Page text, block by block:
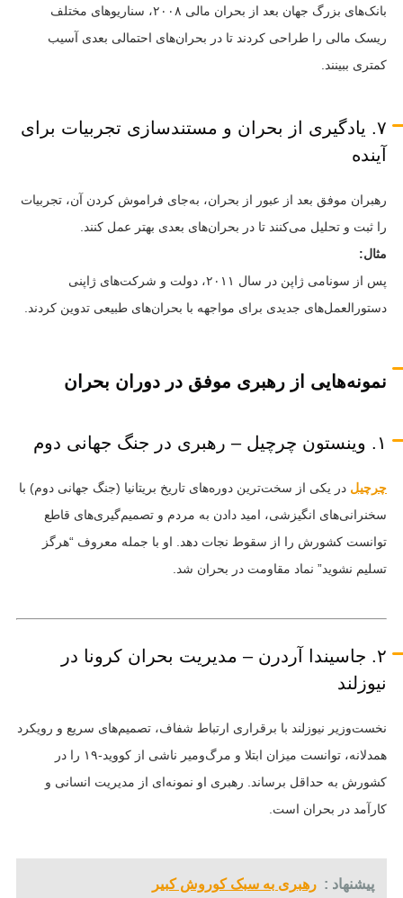
بانک‌های بزرگ جهان بعد از بحران مالی ۲۰۰۸، سناریوهای مختلف
ریسک مالی را طراحی کردند تا در بحران‌های احتمالی بعدی آسیب
کمتری ببینند.
۷. یادگیری از بحران و مستندسازی تجربیات برای
آینده
رهبران موفق بعد از عبور از بحران، به‌جای فراموش کردن آن، تجربیات
را ثبت و تحلیل می‌کنند تا در بحران‌های بعدی بهتر عمل کنند.
مثال:
پس از سونامی ژاپن در سال ۲۰۱۱، دولت و شرکت‌های ژاپنی
دستورالعمل‌های جدیدی برای مواجهه با بحران‌های طبیعی تدوین کردند.
نمونه‌هایی از رهبری موفق در دوران بحران
۱. وینستون چرچیل – رهبری در جنگ جهانی دوم
چرچیل در یکی از سخت‌ترین دوره‌های تاریخ بریتانیا (جنگ جهانی دوم) با
سخنرانی‌های انگیزشی، امید دادن به مردم و تصمیم‌گیری‌های قاطع
توانست کشورش را از سقوط نجات دهد. او با جمله معروف “هرگز
تسلیم نشوید” نماد مقاومت در بحران شد.
۲. جاسیندا آردرن – مدیریت بحران کرونا در
نیوزلند
نخست‌وزیر نیوزلند با برقراری ارتباط شفاف، تصمیم‌های سریع و رویکرد
همدلانه، توانست میزان ابتلا و مرگ‌ومیر ناشی از کووید-۱۹ را در
کشورش به حداقل برساند. رهبری او نمونه‌ای از مدیریت انسانی و
کارآمد در بحران است.
پیشنهاد : رهبری به سبک کوروش کبیر